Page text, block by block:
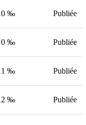
‰ Publiée
‰ Publiée
‰ Publiée
‰ Publiée